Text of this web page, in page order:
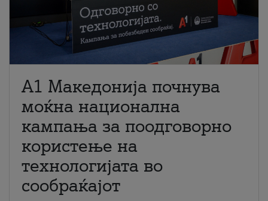
A1 Македонија почнува
моќна национална
кампања за поодговорно
користење на
технологијата во
сообраќајот